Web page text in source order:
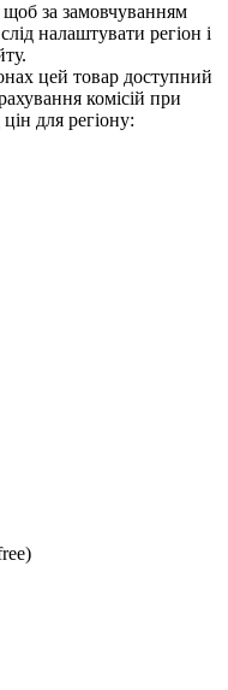
щоб за замовчуванням
налаштувати регіон і
цей товар доступний
комісій при
для регіону: